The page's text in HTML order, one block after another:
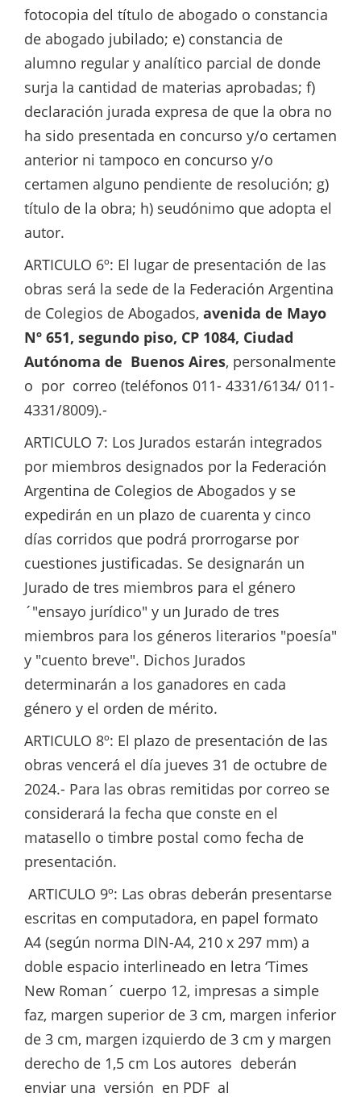
fotocopia del título de abogado o constancia
de abogado jubilado; e) constancia de
alumno regular y analítico parcial de donde
surja la cantidad de materias aprobadas; f)
declaración jurada expresa de que la obra no
ha sido presentada en concurso y/o certamen
anterior ni tampoco en concurso y/o
certamen alguno pendiente de resolución; g)
título de la obra; h) seudónimo que adopta el
autor.
ARTICULO 6º: El lugar de presentación de las
obras será la sede de la Federación Argentina
de Colegios de Abogados, avenida de Mayo
Nº 651, segundo piso, CP 1084, Ciudad
Autónoma de Buenos Aires, personalmente
o por correo (teléfonos 011- 4331/6134/ 011-
4331/8009).-
ARTICULO 7: Los Jurados estarán integrados
por miembros designados por la Federación
Argentina de Colegios de Abogados y se
expedirán en un plazo de cuarenta y cinco
días corridos que podrá prorrogarse por
cuestiones justificadas. Se designarán un
Jurado de tres miembros para el género
´"ensayo jurídico" y un Jurado de tres
miembros para los géneros literarios "poesía"
y "cuento breve". Dichos Jurados
determinarán a los ganadores en cada
género y el orden de mérito.
ARTICULO 8º: El plazo de presentación de las
obras vencerá el día jueves 31 de octubre de
2024.- Para las obras remitidas por correo se
considerará la fecha que conste en el
matasello o timbre postal como fecha de
presentación.
ARTICULO 9º: Las obras deberán presentarse
escritas en computadora, en papel formato
A4 (según norma DIN-A4, 210 x 297 mm) a
doble espacio interlineado en letra ‘Times
New Roman´ cuerpo 12, impresas a simple
faz, margen superior de 3 cm, margen inferior
de 3 cm, margen izquierdo de 3 cm y margen
derecho de 1,5 cm Los autores deberán
enviar una versión en PDF al